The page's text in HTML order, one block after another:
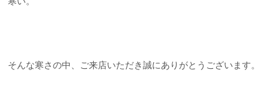
そんな寒さの中、ご来店いただき誠にありがとうございます。